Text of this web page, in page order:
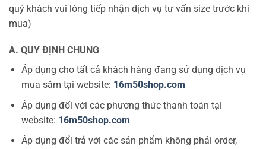
quý khách vui lòng tiếp nhận dịch vụ tư vấn size trước khi
mua)
A. QUY ĐỊNH CHUNG
Áp dụng cho tất cả khách hàng đang sử dụng dịch vụ
mua sắm tại website: 16m50shop.com
Áp dụng đối với các phương thức thanh toán tại
website: 16m50shop.com
Áp dụng đổi trả với các sản phẩm không phải order,